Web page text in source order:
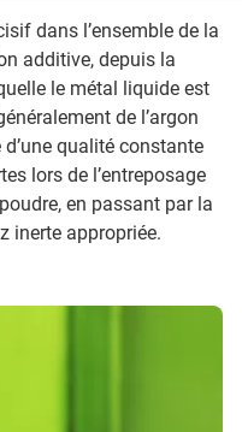
dans l’ensemble de la
additive, depuis la
le métal liquide est
de l’argon
d’une qualité constante
lors de l’entreposage
en passant par la
inerte appropriée.